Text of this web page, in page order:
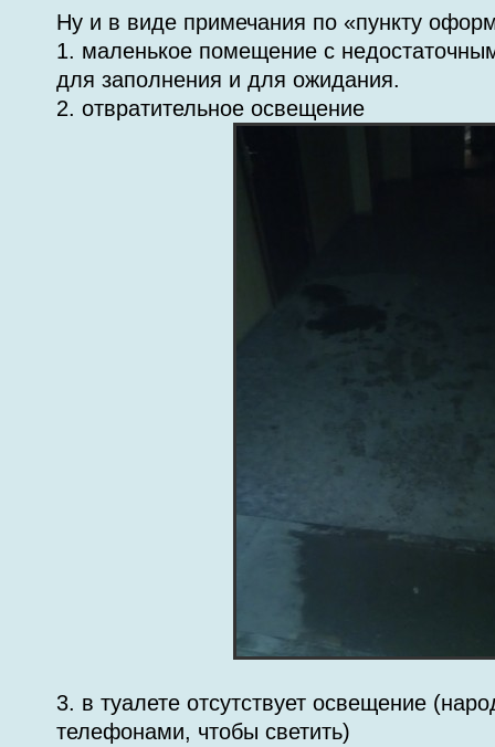
Ну и в виде примечания по «пункту
1. маленькое помещение с
для заполнения и для ожидания.
2. отвратительное освещение
3. в туалете отсутствует освещение
телефонами, чтобы светить)